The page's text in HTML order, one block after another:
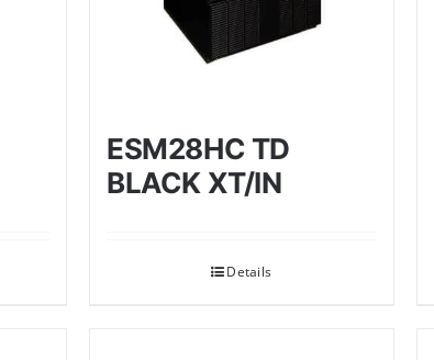
ESM28HC TD
BLACK XT/IN
Details